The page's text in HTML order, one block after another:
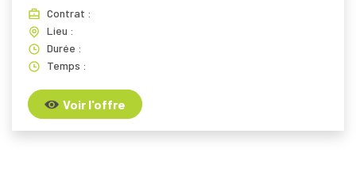
Contrat :
Lieu :
Durée :
Temps :
Voir l'offre